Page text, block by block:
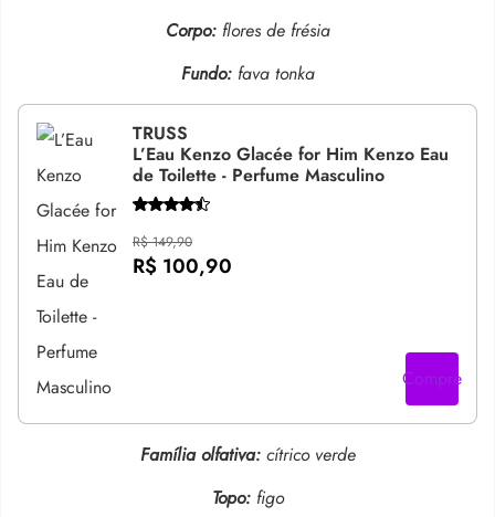
Corpo:flores de frésia
Fundo:fava tonka
TRUSS
L’Eau Kenzo Glacée for Him Kenzo Eau
de Toilette - Perfume Masculino
R$ 149,90
R$ 100,90
Compre
Família olfativa: cítrico verde
Topo: figo